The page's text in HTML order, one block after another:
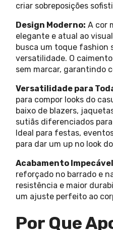
criar sobreposições
Design Moderno: A cor
elegante e atual ao
busca um toque fashion
versatilidade. O
sem marcar, garantindo
Versatilidade para
para compor looks do
baixo de blazers,
sutiãs diferenciados
Ideal para festas,
para dar um up no look
Acabamento
reforçado no barrado e
resistência e maior
um ajuste perfeito ao
Por Que